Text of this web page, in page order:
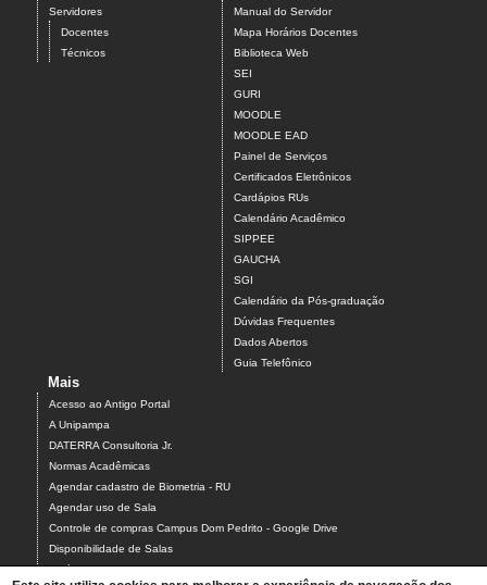
Servidores
Docentes
Técnicos
Manual do Servidor
Mapa Horários Docentes
Biblioteca Web
SEI
GURI
MOODLE
MOODLE EAD
Painel de Serviços
Certificados Eletrônicos
Cardápios RUs
Calendário Acadêmico
SIPPEE
GAUCHA
SGI
Calendário da Pós-graduação
Dúvidas Frequentes
Dados Abertos
Guia Telefônico
Mais
Acesso ao Antigo Portal
A Unipampa
DATERRA Consultoria Jr.
Normas Acadêmicas
Agendar cadastro de Biometria - RU
Agendar uso de Sala
Controle de compras Campus Dom Pedrito - Google Drive
Disponibilidade de Salas
Estágios